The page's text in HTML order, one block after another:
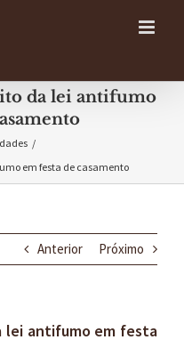
da lei antifumo
/
em festa de casamento
Anterior Próximo
lei antifumo em festa